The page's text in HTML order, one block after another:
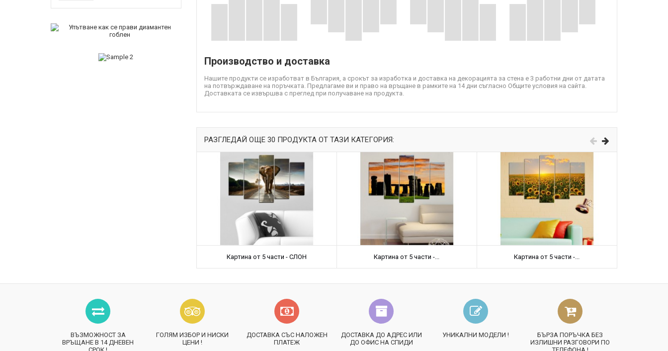
Производство и доставка
Нашите продукти се изработват в България, а срокът за изработка и доставка на декорацията за стена е 3 работни дни от датата
на потвърждаване на поръчката. Предлагаме ви и право на връщане в рамките на 14 дни съгласно Общите условия на сайта.
Доставката се извършва с преглед при получаване на продукта.
РАЗГЛЕДАЙ ОЩЕ 30 ПРОДУКТА ОТ ТАЗИ КАТЕГОРИЯ:
Картина от 5 части - СЛОН Картина от 5 части -... Картина от 5 части -...
ВЪЗМОЖНОСТ ЗА
ВРЪЩАНЕ В 14 ДНЕВЕН
ГОЛЯМ ИЗБОР И НИСКИ
ЦЕНИ !
ДОСТАВКА СЪС НАЛОЖЕН
ПЛАТЕЖ
ДОСТАВКА ДО АДРЕС ИЛИ
ДО ОФИС НА СПИДИ
УНИКАЛНИ МОДЕЛИ !
БЪРЗА ПОРЪЧКА БЕЗ
ИЗЛИШНИ РАЗГОВОРИ ПО